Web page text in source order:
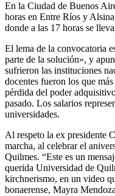
En la Ciudad de Buenos
horas en Entre Ríos y
donde a las 17 horas se
El lema de la convocatoria
parte de la solución», y
sufrieron las instituciones
docentes fueron los que
pérdida del poder
pasado. Los salarios
universidades.
Al respeto la ex presidente
marcha, al celebrar el
Quilmes. “Este es un
querida Universidad de
kirchnerismo, en un video
bonaerense, Mayra